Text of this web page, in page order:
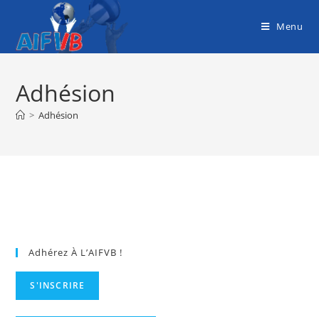
Menu
Adhésion
> Adhésion
Adhérez À L’AIFVB !